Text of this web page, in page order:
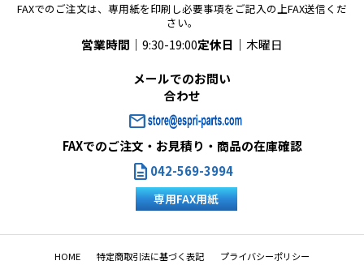
FAXでのご注文は、専用紙を印刷し必要事項をご記入の上FAX送信くだ
さい。
営業時間｜ 9:30-19:00定休日｜ 木曜日
メールでのお問い
合わせ
mail
FAXでのご注文・お見積り・商品の在庫確認
description 042-569-3994
専用FAX用紙
HOME 特定商取引法に基づく表記 プライバシーポリシー